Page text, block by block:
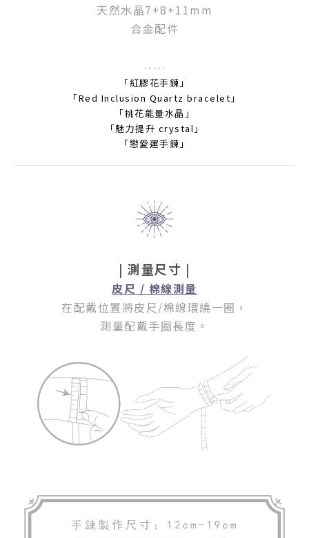
天然水晶7+8+11mm
合金配件
「紅膠花手鍊」
「Red Inclusion Quartz bracelet」
「桃花能量水晶」
「魅力提升 crystal」
「戀愛運手鍊」
| 測量尺寸 |
皮尺 / 棉線測量
在配戴位置將皮尺/棉線環繞一圈 ，
測量配戴手圈長度。